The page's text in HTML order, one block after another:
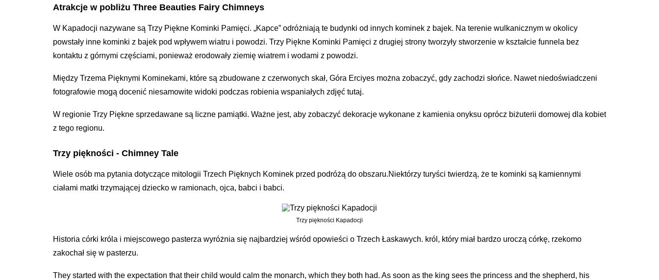
Atrakcje w pobliżu Three Beauties Fairy Chimneys
W Kapadocji nazywane są Trzy Piękne Kominki Pamięci. „Kapce” odróżniają te budynki od innych kominek z bajek. Na terenie wulkanicznym w okolicy
powstały inne kominki z bajek pod wpływem wiatru i powodzi. Trzy Piękne Kominki Pamięci z drugiej strony tworzyły stworzenie w kształcie funnela bez
kontaktu z górnymi częściami, ponieważ erodowały ziemię wiatrem i wodami z powodzi.
Między Trzema Pięknymi Kominekami, które są zbudowane z czerwonych skał, Góra Erciyes można zobaczyć, gdy zachodzi słońce. Nawet niedoświadczeni
fotografowie mogą docenić niesamowite widoki podczas robienia wspaniałych zdjęć tutaj.
W regionie Trzy Piękne sprzedawane są liczne pamiątki. Ważne jest, aby zobaczyć dekoracje wykonane z kamienia onyksu oprócz biżuterii domowej dla kobiet
z tego regionu.
Trzy piękności - Chimney Tale
Wiele osób ma pytania dotyczące mitologii Trzech Pięknych Kominek przed podróżą do obszaru.Niektórzy turyści twierdzą, że te kominki są kamiennymi
ciałami matki trzymającej dziecko w ramionach, ojca, babci i babci.
Trzy piękności Kapadocji
Historia córki króla i miejscowego pasterza wyróżnia się najbardziej wśród opowieści o Trzech Łaskawych. król, który miał bardzo uroczą córkę, rzekomo
zakochał się w pasterzu.
They started with the expectation that their child would calm the monarch, which they both had. As soon as the king sees the princess and the shepherd, his